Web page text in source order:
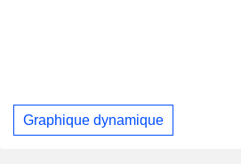
Graphique dynamique